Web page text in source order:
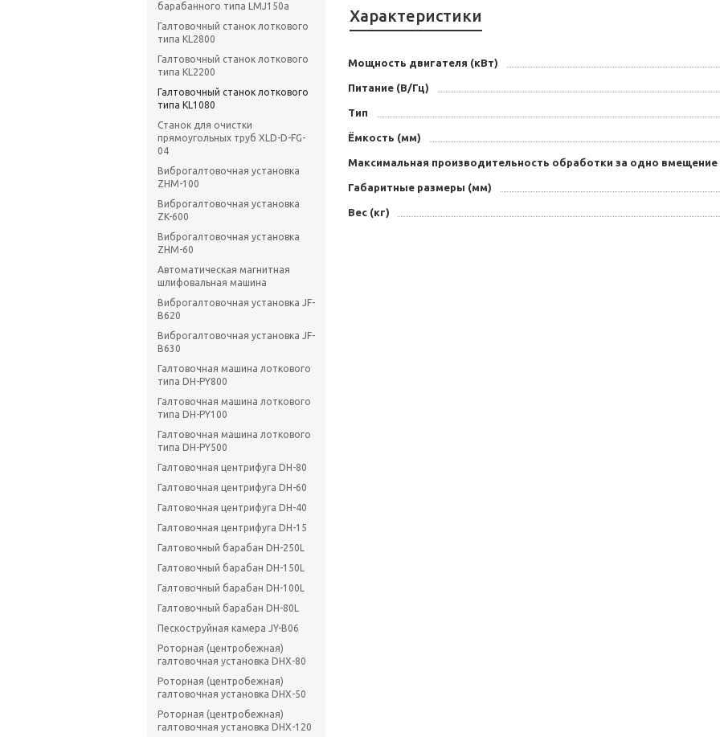
барабанного типа LMJ150a
Галтовочный станок лоткового
типа KL2800
Галтовочный станок лоткового
типа KL2200
Галтовочный станок лоткового
типа KL1080
Станок для очистки
прямоугольных труб XLD-D-FG-
04
Виброгалтовочная установка
ZHM-100
Виброгалтовочная установка
ZK-600
Виброгалтовочная установка
ZHM-60
Автоматическая магнитная
шлифовальная машина
Виброгалтовочная установка JF-
B620
Виброгалтовочная установка JF-
B630
Галтовочная машина лоткового
типа DH-PY800
Галтовочная машина лоткового
типа DH-PY100
Галтовочная машина лоткового
типа DH-PY500
Галтовочная центрифуга DH-80
Галтовочная центрифуга DH-60
Галтовочная центрифуга DH-40
Галтовочная центрифуга DH-15
Галтовочный барабан DH-250L
Галтовочный барабан DH-150L
Галтовочный барабан DH-100L
Галтовочный барабан DH-80L
Пескоструйная камера JY-B06
Роторная (центробежная)
галтовочная установка DHX-80
Роторная (центробежная)
галтовочная установка DHX-50
Роторная (центробежная)
галтовочная установка DHX-120
Характеристики
Мощность двигателя (кВт)
Питание (В/Гц)
Тип
Ёмкость (мм)
Максимальная производительность обработки за одно вмещение
Габаритные размеры (мм)
Вес (кг)